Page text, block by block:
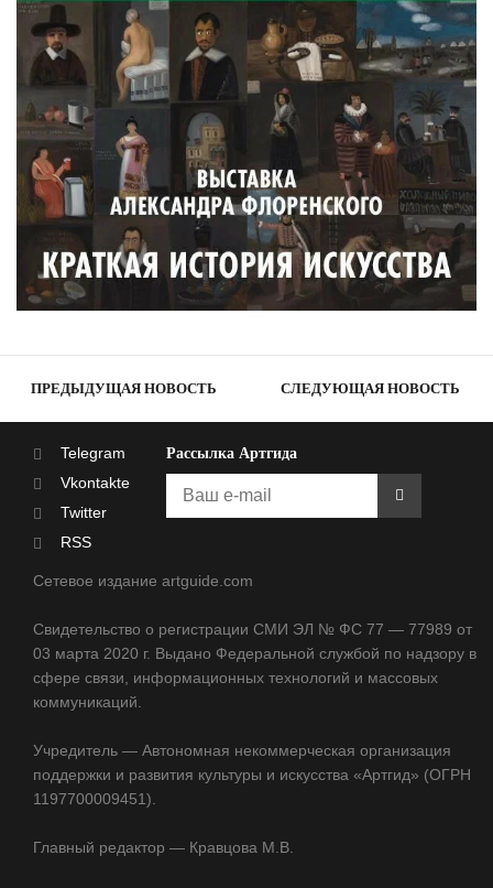
ПРЕДЫДУЩАЯ НОВОСТЬ СЛЕДУЮЩАЯ НОВОСТЬ
Telegram
Vkontakte
Twitter
RSS
Рассылка Артгида
Сетевое издание artguide.com
Свидетельство о регистрации СМИ ЭЛ № ФС 77 — 77989 от
03 марта 2020 г. Выдано Федеральной службой по надзору в
сфере связи, информационных технологий и массовых
коммуникаций.
Учредитель — Автономная некоммерческая организация
поддержки и развития культуры и искусства «Артгид» (ОГРН
1197700009451).
Главный редактор — Кравцова М.В.